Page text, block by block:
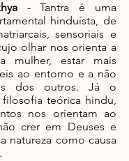
- Tantra é uma
hinduísta, de
sensoriais e
olhar nos orienta a
mulher, estar mais
ao entorno e a não
dos outros. Já o
filosofia teórica hindu,
nos orientam ao
crer em Deuses e
natureza como causa